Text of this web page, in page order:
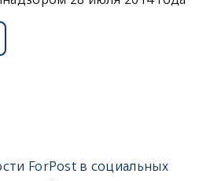
ForPost в социальных